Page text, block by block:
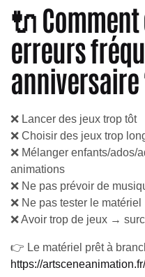
🔌
erreurs
anniversaire
❌ Lancer des jeux trop tôt
❌ Choisir des jeux trop
❌ Mélanger enfants/ados/
animations
❌ Ne pas prévoir de
❌ Ne pas tester le matériel
❌ Avoir trop de jeux →
👉 Le matériel prêt à
https://